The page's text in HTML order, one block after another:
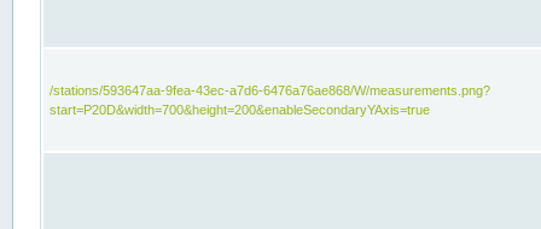
/stations/593647aa-9fea-43ec-a7d6-6476a76ae868/W/measurements.png?
start=P20D&width=700&height=200&enableSecondaryYAxis=true